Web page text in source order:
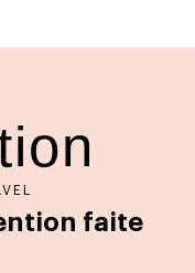
faite